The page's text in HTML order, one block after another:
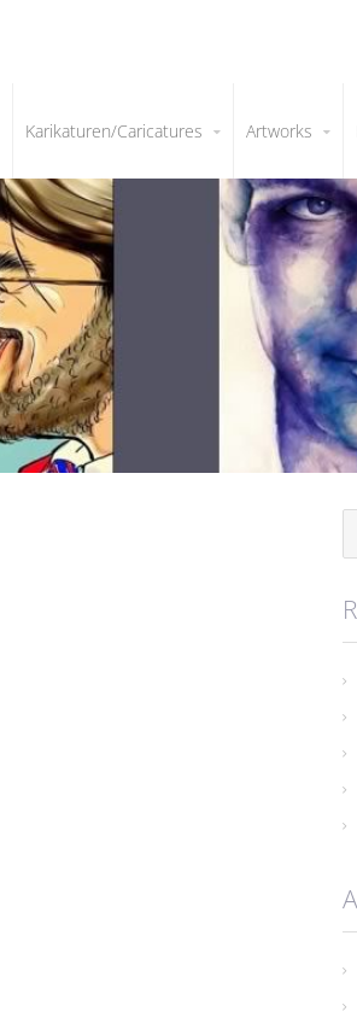
Karikaturen/Caricatures Artworks